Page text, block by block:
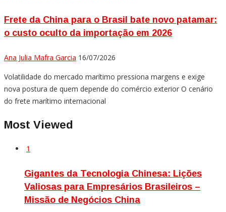
Frete da China para o Brasil bate novo patamar:
o custo oculto da importação em 2026
Ana Julia Mafra Garcia 16/07/2026
Volatilidade do mercado marítimo pressiona margens e exige
nova postura de quem depende do comércio exterior O cenário
do frete marítimo internacional
Most Viewed
1
Gigantes da Tecnologia Chinesa: Lições
Valiosas para Empresários Brasileiros –
Missão de Negócios China